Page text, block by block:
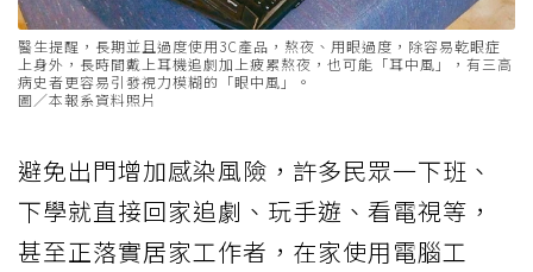
醫生提醒，長期並且過度使用3C產品，熬夜、用眼過度，除容易乾眼症
上身外，長時間戴上耳機追劇加上疲累熬夜，也可能「耳中風」，有三高
病史者更容易引發視力模糊的「眼中風」。
圖／本報系資料照片
避免出門增加感染風險，許多民眾一下班、
下學就直接回家追劇、玩手遊、看電視等，
甚至正落實居家工作者，在家使用電腦工